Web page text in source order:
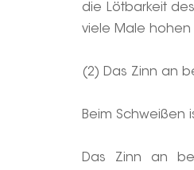
die Lötbarkeit
viele Male hohen
(2) Das Zinn an
Beim Schweißen
Das Zinn an